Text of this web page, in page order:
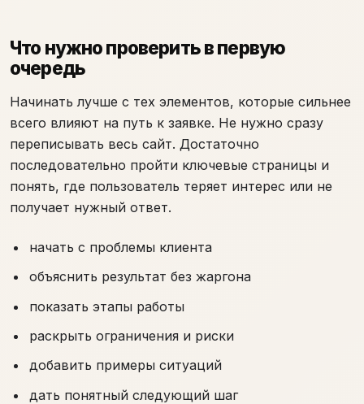
Что нужно проверить в первую
очередь
Начинать лучше с тех элементов, которые сильнее
всего влияют на путь к заявке. Не нужно сразу
переписывать весь сайт. Достаточно
последовательно пройти ключевые страницы и
понять, где пользователь теряет интерес или не
получает нужный ответ.
начать с проблемы клиента
объяснить результат без жаргона
показать этапы работы
раскрыть ограничения и риски
добавить примеры ситуаций
дать понятный следующий шаг